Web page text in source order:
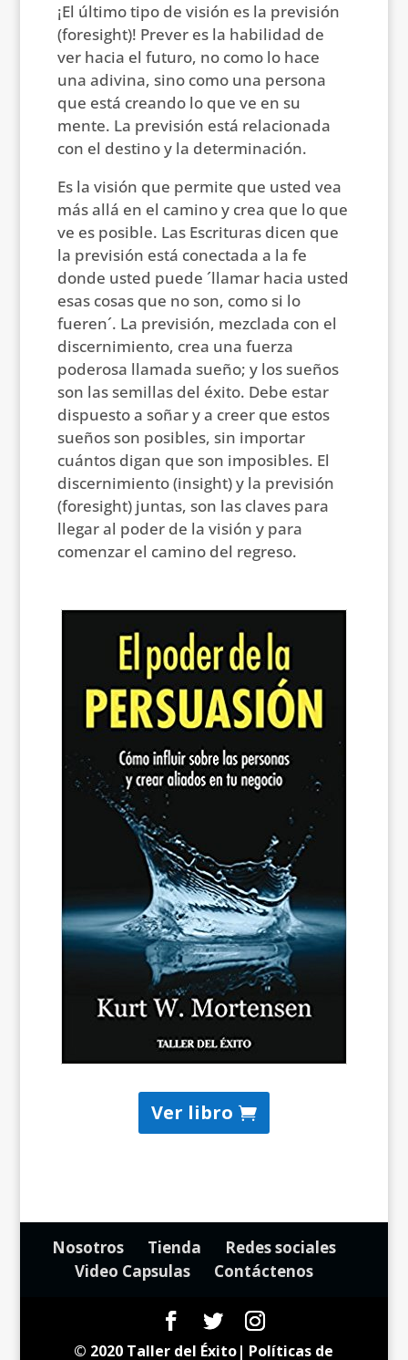
¡El último tipo de visión es la previsión
(foresight)! Prever es la habilidad de
ver hacia el futuro, no como lo hace
una adivina, sino como una persona
que está creando lo que ve en su
mente. La previsión está relacionada
con el destino y la determinación.
Es la visión que permite que usted vea
más allá en el camino y crea que lo que
ve es posible. Las Escrituras dicen que
la previsión está conectada a la fe
donde usted puede ´llamar hacia usted
esas cosas que no son, como si lo
fueren´. La previsión, mezclada con el
discernimiento, crea una fuerza
poderosa llamada sueño; y los sueños
son las semillas del éxito. Debe estar
dispuesto a soñar y a creer que estos
sueños son posibles, sin importar
cuántos digan que son imposibles. El
discernimiento (insight) y la previsión
(foresight) juntas, son las claves para
llegar al poder de la visión y para
comenzar el camino del regreso.
Ver libro
Nosotros Tienda
Redes sociales
Video Capsulas
Contáctenos
© 2020 Taller del Éxito| Políticas de